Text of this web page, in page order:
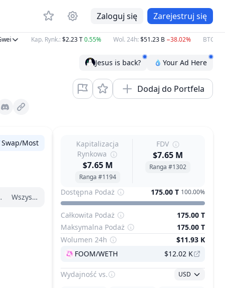
Zaloguj się Zarejestruj się
Kap. Rynk.:$2.23 T 0.55% Wol. 24h:$51.23 B −38.02% BTC:
Jesus is back? Your Ad Here
Dodaj do Portfela
Swap/Most
roku
Wszystko
Kapitalizacja
Rynkowa
$7.65 M
Ranga #1194
FDV
$7.65 M
Ranga #1302
Dostępna Podaż 175.00 T 100.00%
Całkowita Podaż
175.00 T
Maksymalna Podaż
175.00 T
Wolumen 24h
$11.93 K
FOOM/WETH
$12.02 K
Wydajność vs. USD